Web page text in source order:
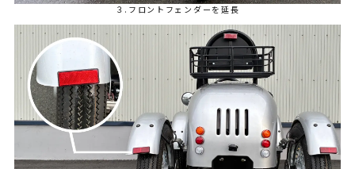
３.フロントフェンダーを延長